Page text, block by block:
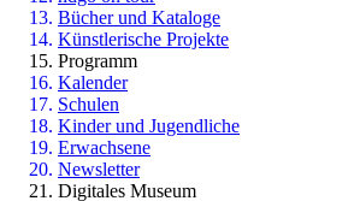
Bücher und Kataloge
Künstlerische Projekte
Programm
Kalender
Schulen
Kinder und Jugendliche
Erwachsene
Newsletter
Digitales Museum